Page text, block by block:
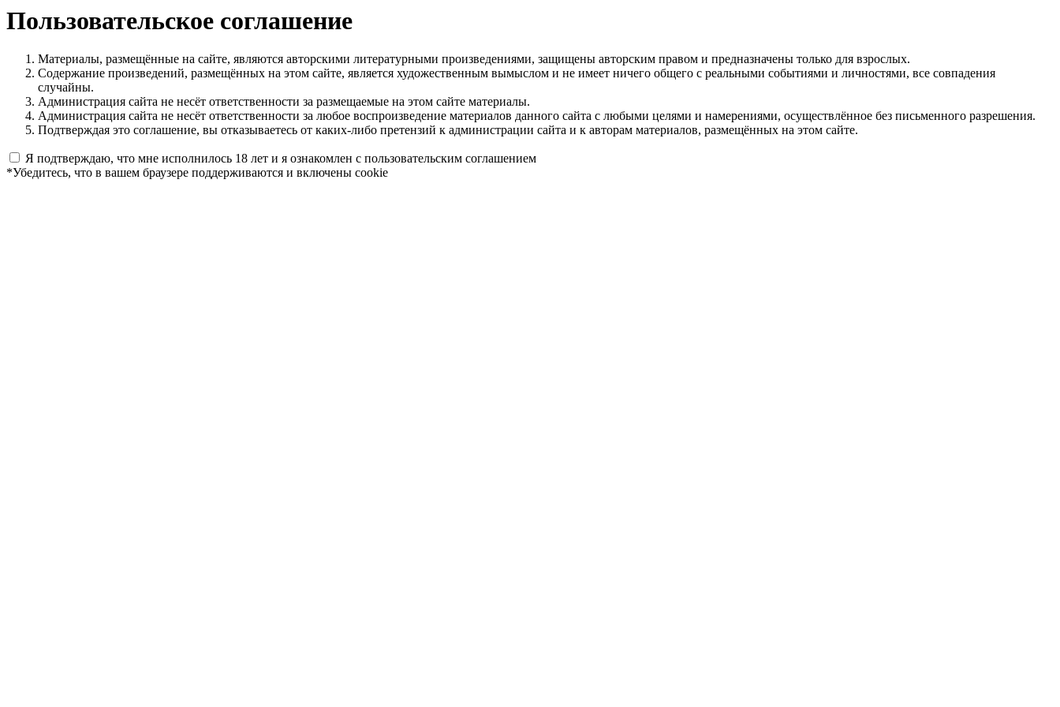
Пользовательское соглашение
Материалы, размещённые на сайте, являются авторскими литературными произведениями, защищены авторским правом и предназначены только для взрослых.
Содержание произведений, размещённых на этом сайте, является художественным вымыслом и не имеет ничего общего с реальными событиями и личностями, все совпадения
случайны.
Администрация сайта не несёт ответственности за размещаемые на этом сайте материалы.
Администрация сайта не несёт ответственности за любое воспроизведение материалов данного сайта с любыми целями и намерениями, осуществлённое без письменного разрешения.
Подтверждая это соглашение, вы отказываетесь от каких-либо претензий к администрации сайта и к авторам материалов, размещённых на этом сайте.
Я подтверждаю, что мне исполнилось 18 лет и я ознакомлен с пользовательским соглашением
*Убедитесь, что в вашем браузере поддерживаются и включены cookie